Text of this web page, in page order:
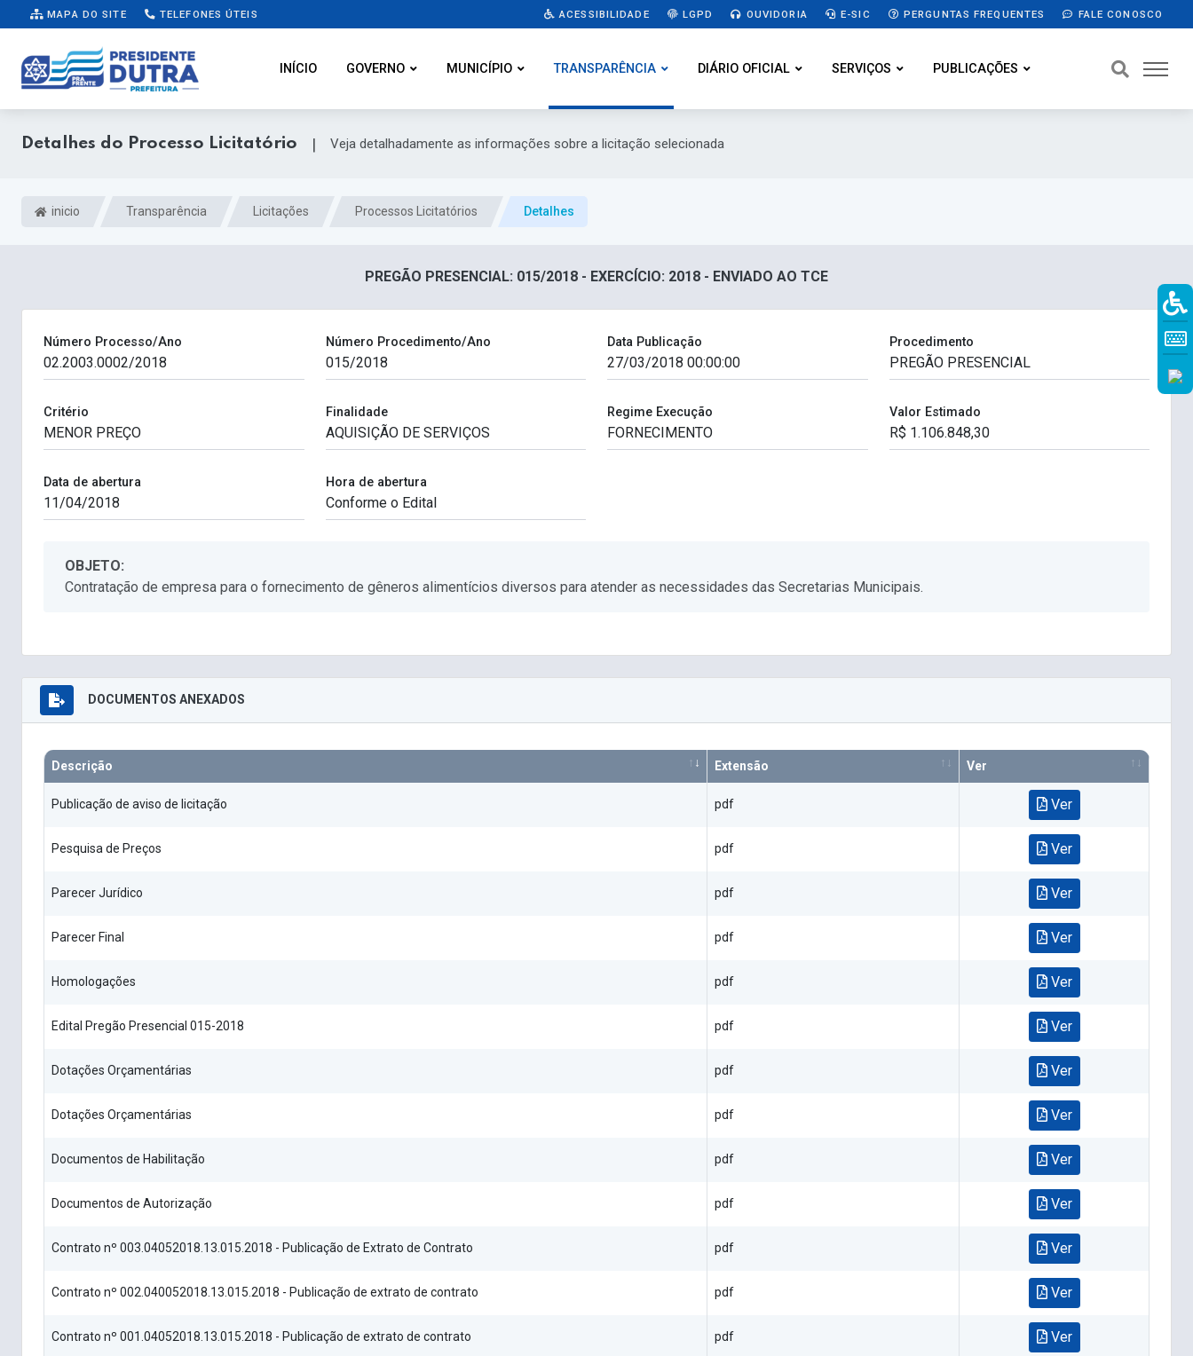
MAPA DO SITE TELEFONES ÚTEIS ACESSIBILIDADE LGPD OUVIDORIA E-SIC PERGUNTAS FREQUENTES FALE CONOSCO
INÍCIO GOVERNO MUNICÍPIO TRANSPARÊNCIA DIÁRIO OFICIAL SERVIÇOS PUBLICAÇÕES
Detalhes do Processo Licitatório | Veja detalhadamente as informações sobre a licitação selecionada
inicio Transparência Licitações Processos Licitatórios Detalhes
PREGÃO PRESENCIAL: 015/2018 - EXERCÍCIO: 2018 - ENVIADO AO TCE
Número Processo/Ano Número Procedimento/Ano Data Publicação Procedimento
Critério Finalidade Regime Execução Valor Estimado
Data de abertura Hora de abertura
OBJETO:
Contratação de empresa para o fornecimento de gêneros alimentícios diversos para atender as necessidades das Secretarias Municipais.
DOCUMENTOS ANEXADOS
Descrição Extensão Ver
Publicação de aviso de licitação pdf Ver
Pesquisa de Preços pdf Ver
Parecer Jurídico pdf Ver
Parecer Final pdf Ver
Homologações pdf Ver
Edital Pregão Presencial 015-2018 pdf Ver
Dotações Orçamentárias pdf Ver
Dotações Orçamentárias pdf Ver
Documentos de Habilitação pdf Ver
Documentos de Autorização pdf Ver
Contrato nº 003.04052018.13.015.2018 - Publicação de Extrato de Contrato pdf Ver
Contrato nº 002.040052018.13.015.2018 - Publicação de extrato de contrato pdf Ver
Contrato nº 001.04052018.13.015.2018 - Publicação de extrato de contrato pdf Ver